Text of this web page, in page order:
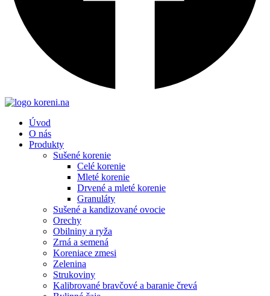
Úvod
O nás
Produkty
Sušené korenie
Celé korenie
Mleté korenie
Drvené a mleté korenie
Granuláty
Sušené a kandizované ovocie
Orechy
Obilniny a ryža
Zrná a semená
Koreniace zmesi
Zelenina
Strukoviny
Kalibrované bravčové a baranie črevá